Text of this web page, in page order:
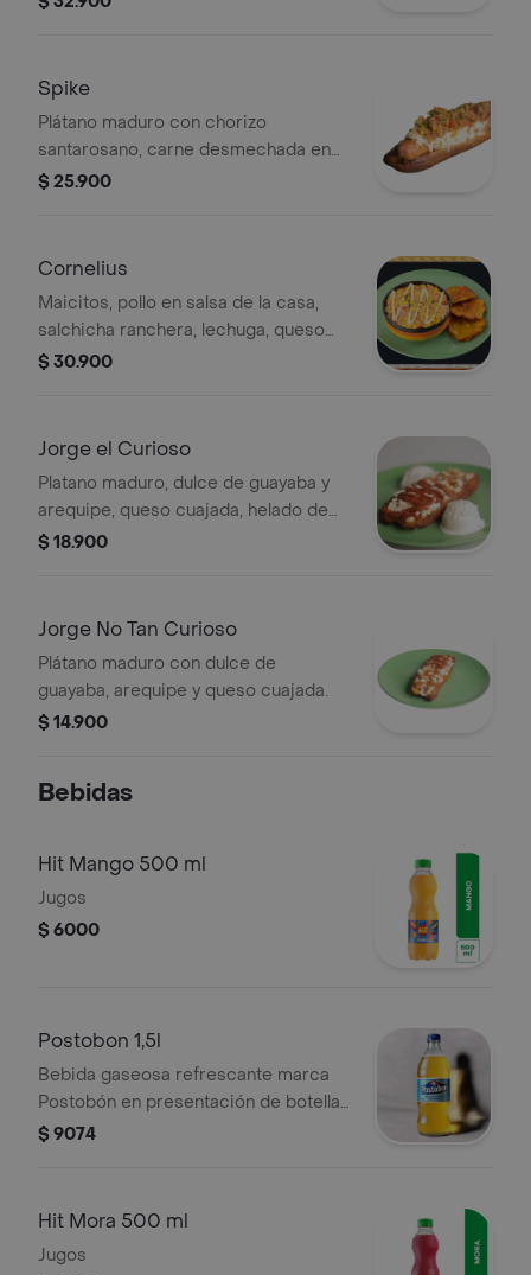
Spike
Plátano maduro con chorizo
santarosano, carne desmechada en
hogao, queso cuajada y salsas de la
$ 25.900
Cornelius
Maicitos, pollo en salsa de la casa,
salchicha ranchera, lechuga, queso
cuajada, salsas de la casa y
$ 30.900
Jorge el Curioso
Platano maduro, dulce de guayaba y
arequipe, queso cuajada, helado de
vainilla
$ 18.900
Jorge No Tan Curioso
Plátano maduro con dulce de
guayaba, arequipe y queso cuajada.
$ 14.900
Bebidas
Hit Mango 500 ml
Jugos
$ 6000
Postobon 1,5l
Bebida gaseosa refrescante marca
Postobón en presentación de botella
de 1.5 litros.
$ 9074
Hit Mora 500 ml
Jugos